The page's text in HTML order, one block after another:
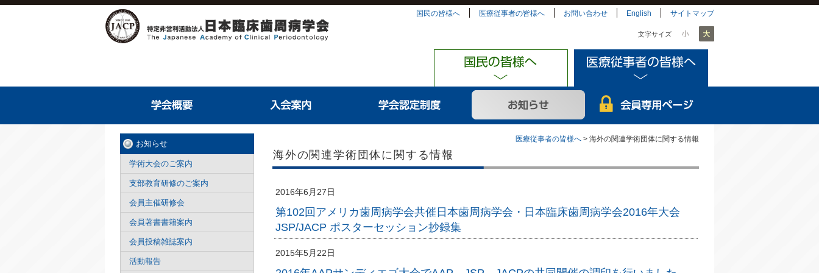
国民の皆様へ 医療従事者の皆様へ お問い合わせ English サイトマップ
文字サイズ
お知らせ
学術大会のご案内
支部教育研修のご案内
会員主催研修会
会員著書書籍案内
会員投稿雑誌案内
活動報告
医療従事者の皆様へ > 海外の関連学術団体に関する情報
海外の関連学術団体に関する情報
2016年6月27日
第102回アメリカ歯周病学会共催日本歯周病学会・日本臨床歯周病学会2016年大会
JSP/JACP ポスターセッション抄録集
2015年5月22日